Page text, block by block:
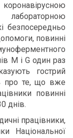
безпосередньо
повинні
М і G один раз
гострий
про те, що вже
повинні
днів.
працівники,
Національної